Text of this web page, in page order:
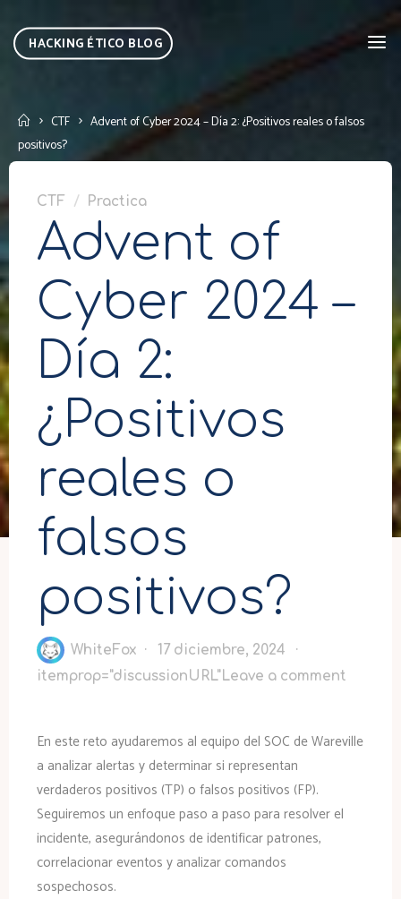
content
HACKING ÉTICO BLOG
Home
CTF
Advent of Cyber 2024 – Día 2: ¿Positivos reales o falsos
positivos?
CTF / Practica
Advent of
Cyber 2024 –
Día 2:
¿Positivos
reales o
falsos
positivos?
WhiteFox
17 diciembre, 2024
itemprop="discussionURL"Leave a comment
En este reto ayudaremos al equipo del SOC de Wareville
a analizar alertas y determinar si representan
verdaderos positivos (TP) o falsos positivos (FP).
Seguiremos un enfoque paso a paso para resolver el
incidente, asegurándonos de identificar patrones,
correlacionar eventos y analizar comandos
sospechosos.